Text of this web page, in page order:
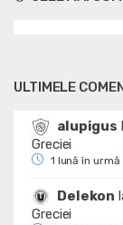
ULTIMELE
alupigus
Greciei
1 lună în urmă
Delekon
Greciei